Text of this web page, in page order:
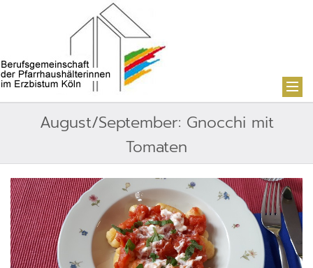
August/September: Gnocchi mit
Tomaten